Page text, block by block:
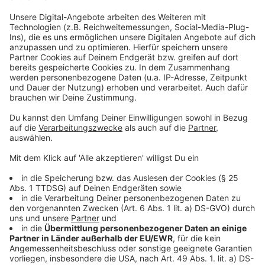
Am 07. Juli 2025 tritt sie in Düsseldorf
Anzeige
Die Single von Kylie Minogue "Lights Camera
Action"
Anzeige
Wir benötigen Ihre
Zustimmung, um den YouTube
Video-Service zu laden!
Wir verwenden einen Service eines
Drittanbieters, um Videoinhalte
einzubetten. Dieser Service kann
Daten zu Ihren Aktivitäten